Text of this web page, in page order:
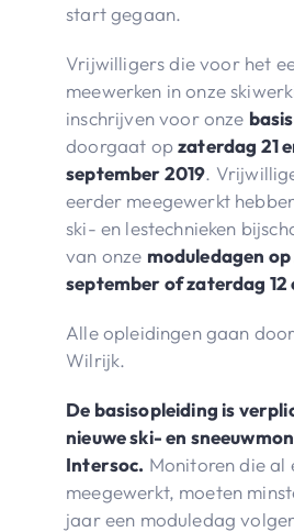
start gegaan.
Vrijwilligers die voor het
meewerken in onze
inschrijven voor onze
doorgaat opzaterdag 21
september 2019.
eerder meegewerkt
ski- en lestechnieken
van onze moduledagen
september of zaterdag 12
Alle opleidingen gaan
Wilrijk.
De basisopleiding is
nieuwe ski- en
Intersoc. Monitoren die al
meegewerkt, moeten
jaar een moduledag